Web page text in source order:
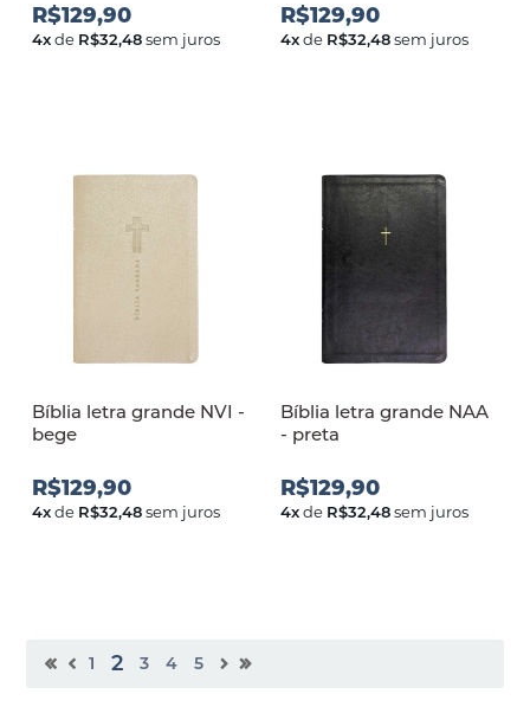
R$129,90
4xde R$32,48sem juros
R$129,90
4xde R$32,48sem juros
Bíblia letra grande NVI -
bege
R$129,90
4xde R$32,48sem juros
Bíblia letra grande NAA
- preta
R$129,90
4xde R$32,48sem juros
1 2 3 4 5